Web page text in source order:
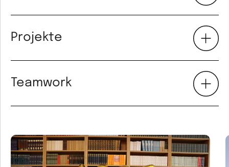
Projekte
Teamwork